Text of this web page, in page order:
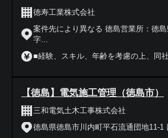
徳寿工業株式会社
案件先により異なる 徳島営業所：徳
字...
■経験、スキル、年齢を考慮の上、同
【徳島】電気施工管理（徳島市）
三和電気土木工事株式会社
徳島県徳島市川内町平石流通団地11-1